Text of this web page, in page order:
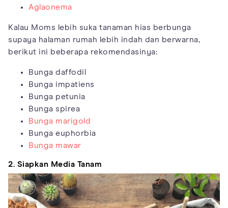
Aglaonema
Kalau Moms lebih suka tanaman hias berbunga
supaya halaman rumah lebih indah dan berwarna,
berikut ini beberapa rekomendasinya:
Bunga daffodil
Bunga impatiens
Bunga petunia
Bunga spirea
Bunga marigold
Bunga euphorbia
Bunga mawar
2. Siapkan Media Tanam